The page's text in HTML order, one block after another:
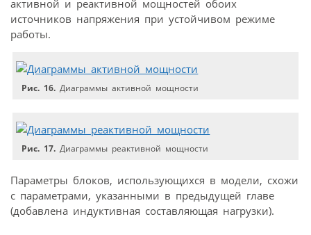
активной и реактивной мощностей обоих
источников напряжения при устойчивом режиме
работы.
Рис. 16. Диаграммы активной мощности
Рис. 17. Диаграммы реактивной мощности
Параметры блоков, использующихся в модели, схожи
с параметрами, указанными в предыдущей главе
(добавлена индуктивная составляющая нагрузки).